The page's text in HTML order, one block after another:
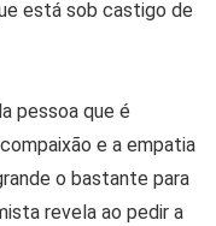
está sob castigo de
pessoa que é
e a empatia
o bastante para
revela ao pedir a